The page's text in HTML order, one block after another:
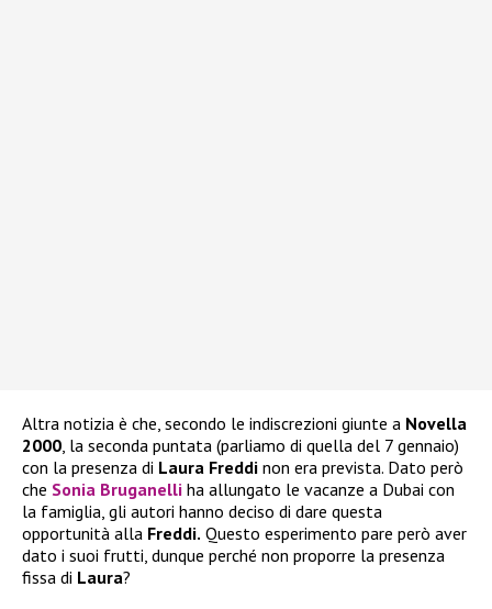
Altra notizia è che, secondo le indiscrezioni giunte a Novella
2000, la seconda puntata (parliamo di quella del 7 gennaio)
con la presenza di Laura Freddi non era prevista. Dato però
che Sonia Bruganelli ha allungato le vacanze a Dubai con
la famiglia, gli autori hanno deciso di dare questa
opportunità alla Freddi. Questo esperimento pare però aver
dato i suoi frutti, dunque perché non proporre la presenza
fissa di Laura?